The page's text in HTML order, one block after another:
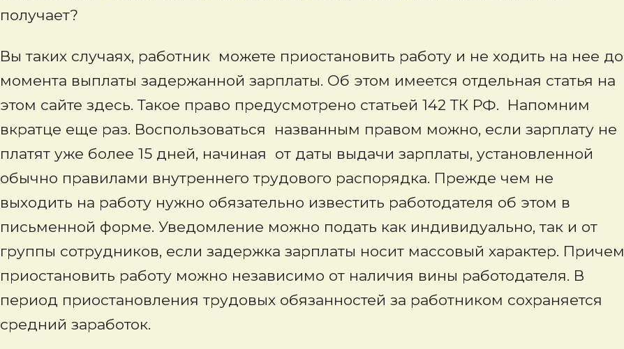
получает?
Вы таких случаях, работник можете приостановить работу и не ходить на нее до
момента выплаты задержанной зарплаты. Об этом имеется отдельная статья на
этом сайте здесь. Такое право предусмотрено статьей 142 ТК РФ. Напомним
вкратце еще раз. Воспользоваться названным правом можно, если зарплату не
платят уже более 15 дней, начиная от даты выдачи зарплаты, установленной
обычно правилами внутреннего трудового распорядка. Прежде чем не
выходить на работу нужно обязательно известить работодателя об этом в
письменной форме. Уведомление можно подать как индивидуально, так и от
группы сотрудников, если задержка зарплаты носит массовый характер. Причем
приостановить работу можно независимо от наличия вины работодателя. В
период приостановления трудовых обязанностей за работником сохраняется
средний заработок.